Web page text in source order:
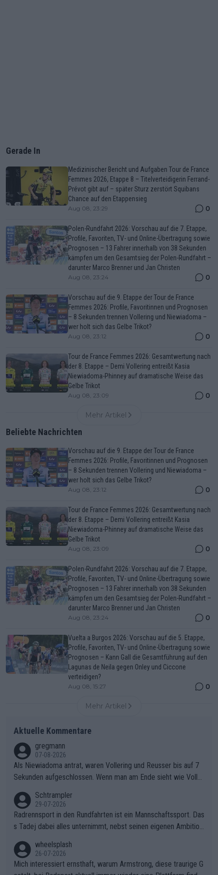
Gerade In
Medizinischer Bericht und Aufgaben Tour de France
Femmes 2026, Etappe 8 – Titelverteidigerin Ferrand-
Prévot gibt auf – später Sturz zerstört Squibans
Chance auf den Etappensieg
Aug 08, 23:29 0
Polen-Rundfahrt 2026: Vorschau auf die 7. Etappe,
Profile, Favoriten, TV- und Online-Übertragung sowie
Prognosen – 13 Fahrer innerhalb von 38 Sekunden
kämpfen um den Gesamtsieg der Polen-Rundfahrt –
darunter Marco Brenner und Jan Christen
Aug 08, 23:24 0
Vorschau auf die 9. Etappe der Tour de France
Femmes 2026: Profile, Favoritinnen und Prognosen
– 8 Sekunden trennen Vollering und Niewiadoma –
wer holt sich das Gelbe Trikot?
Aug 08, 23:12 0
Tour de France Femmes 2026: Gesamtwertung nach
der 8. Etappe – Demi Vollering entreißt Kasia
Niewiadoma-Phinney auf dramatische Weise das
Gelbe Trikot
Aug 08, 23:09 0
Mehr Artikel
Beliebte Nachrichten
Vorschau auf die 9. Etappe der Tour de France
Femmes 2026: Profile, Favoritinnen und Prognosen
– 8 Sekunden trennen Vollering und Niewiadoma –
wer holt sich das Gelbe Trikot?
Aug 08, 23:12 0
Tour de France Femmes 2026: Gesamtwertung nach
der 8. Etappe – Demi Vollering entreißt Kasia
Niewiadoma-Phinney auf dramatische Weise das
Gelbe Trikot
Aug 08, 23:09 0
Polen-Rundfahrt 2026: Vorschau auf die 7. Etappe,
Profile, Favoriten, TV- und Online-Übertragung sowie
Prognosen – 13 Fahrer innerhalb von 38 Sekunden
kämpfen um den Gesamtsieg der Polen-Rundfahrt –
darunter Marco Brenner und Jan Christen
Aug 08, 23:24 0
Vuelta a Burgos 2026: Vorschau auf die 5. Etappe,
Profile, Favoriten, TV- und Online-Übertragung sowie
Prognosen – Kann Gall die Gesamtführung auf den
Lagunas de Neila gegen Onley und Ciccone
verteidigen?
Aug 08, 15:27 0
Mehr Artikel
Aktuelle Kommentare
gregmann
07-08-2026
Als Niewiadoma antrat, waren Vollering und Reusser bis auf 7
Sekunden aufgeschlossen. Wenn man am Ende sieht wie Voller
ering die 7 Sekunden zu Niewiadoma nicht geschlossen hat un
d den Abstand hat anwachsen lassen. Ein schwerer taktischer
Fehler, der den Tour Sieg kosten wird.Diese Beobachtung trifft
Zögerlichkeit von Demi Vollering in diesem Moment war das e
ntscheidende Puzzleteil, das Katarzyna Niewiadoma die Tür z
um Gelben Trikot geöffnet hat.Das taktische Dilemma am Mon
Schtrampler
29-07-2026
Radrennsport in den Rundfahrten ist ein Mannschaftssport. Das
s Tadej dabei alles unternimmt, nebst seinen eigenen Ambition
ganze Team auch mental stark zu machen und konkret am Erf
olg teilzuhaben, ist ihm ganz hoch anzurechnen. Das ist ein Zei
chen weit über den Radsport hinaus.
wheelsplash
26-07-2026
Mich interessiert ernsthaft, warum Armstrong, diese traurige G